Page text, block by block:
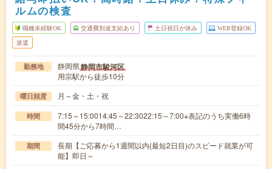
ルムの検査
職種未経験OK 交通費別途支給あり 土日祝日が休み WEB登録OK
派遣
勤務地 静岡県静岡市駿河区
用宗駅から徒歩10分
曜日頻度 月～金・土・祝
時間
7:15～15:0014:45～22:3022:15～7:00※表記のうち実働6時
間45分から7時間…
期間
長期【ご応募から1週間以内(最短2日目)のスピード就業が可
能】即日～